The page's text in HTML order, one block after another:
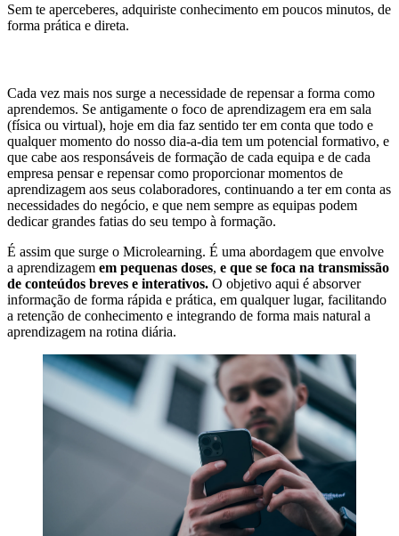
Sem te aperceberes, adquiriste conhecimento em poucos minutos, de
forma prática e direta.
Cada vez mais nos surge a necessidade de repensar a forma como
aprendemos. Se antigamente o foco de aprendizagem era em sala
(física ou virtual), hoje em dia faz sentido ter em conta que todo e
qualquer momento do nosso dia-a-dia tem um potencial formativo, e
que cabe aos responsáveis de formação de cada equipa e de cada
empresa pensar e repensar como proporcionar momentos de
aprendizagem aos seus colaboradores, continuando a ter em conta as
necessidades do negócio, e que nem sempre as equipas podem
dedicar grandes fatias do seu tempo à formação.
É assim que surge o Microlearning. É uma abordagem que envolve
a aprendizagem em pequenas doses, e que se foca na transmissão
de conteúdos breves e interativos. O objetivo aqui é absorver
informação de forma rápida e prática, em qualquer lugar, facilitando
a retenção de conhecimento e integrando de forma mais natural a
aprendizagem na rotina diária.